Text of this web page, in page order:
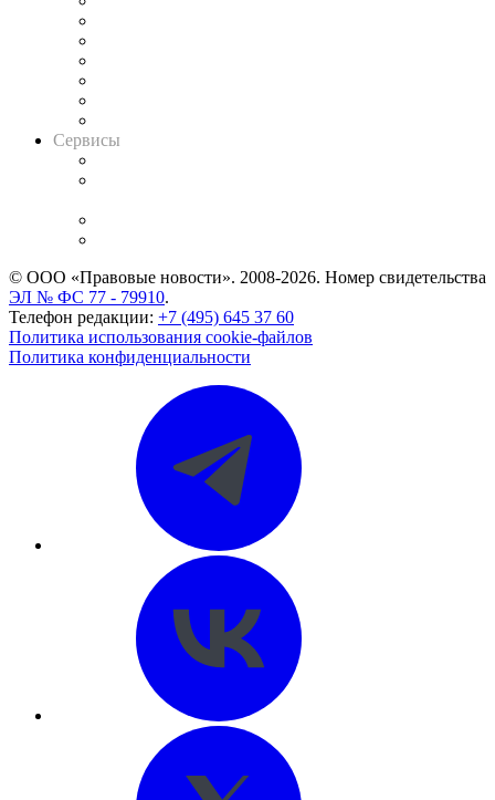
Сервисы
© ООО «Правовые новости». 2008-2026. Номер свидетельства
ЭЛ № ФС 77 - 79910.
Телефон редакции: +7 (495) 645 37 60
Политика использования cookie-файлов
Политика конфиденциальности